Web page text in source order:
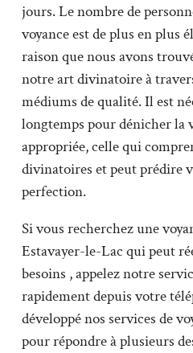
jours. Le nombre de
voyance est de plus en plus
raison que nous avons
notre art divinatoire à
médiums de qualité. Il est
longtemps pour dénicher la
appropriée, celle qui
divinatoires et peut prédire
perfection.
Si vous recherchez une
Estavayer-le-Lac qui peut
besoins , appelez notre
rapidement depuis votre
développé nos services de
pour répondre à plusieurs